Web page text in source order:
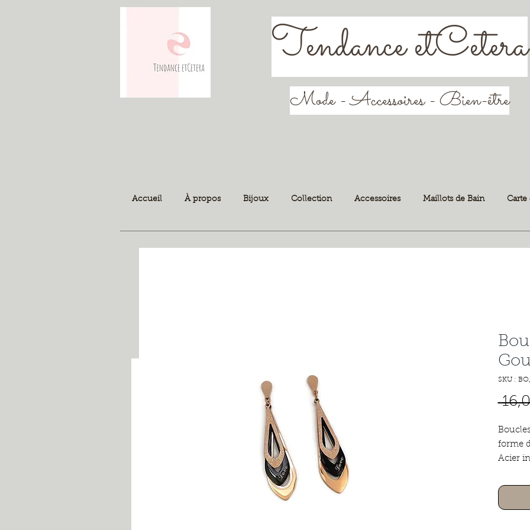
Tendance etCetera
Mode - Accessoires - Bien-être
Accueil À propos Bijoux Collection Accessoires Maillots de Bain Carte
SKU :
forme
Acier